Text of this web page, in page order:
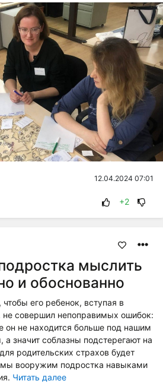
12.04.2024 07:01
+2
мыслить
и обоснованно
его ребенок, вступая в
не совершил непоправимых ошибок:
он не находится больше под нашим
значит соблазны подстерегают на
родительских страхов будет
вооружим подростка навыками
Читать далее